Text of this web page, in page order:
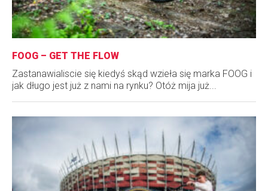
FOOG – GET THE FLOW
Zastanawialiscie się kiedyś skąd wzieła się marka FOOG i
jak długo jest już z nami na rynku? Otóż mija już...